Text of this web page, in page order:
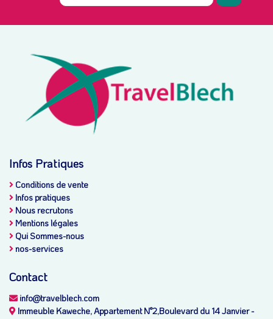
Infos Pratiques
Conditions de vente
Infos pratiques
Nous recrutons
Mentions légales
Qui Sommes-nous
nos-services
Contact
info@travelblech.com
Immeuble Kaweche, Appartement N°2,Boulevard du 14 Janvier -